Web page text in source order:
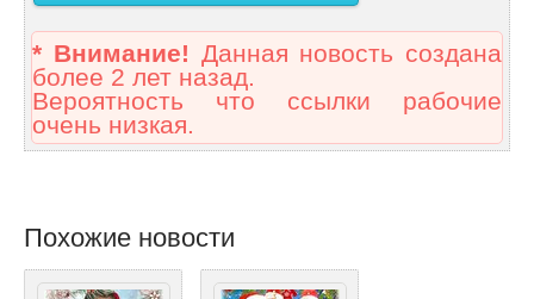
* Внимание! Данная новость создана
более 2 лет назад.
Вероятность что ссылки рабочие
очень низкая.
Похожие новости